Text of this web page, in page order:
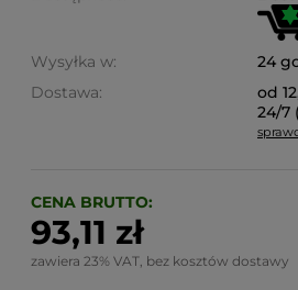
Wysyłka w:
24
Dostawa:
od
24/7
Cena nie zawiera ewentualnych
CENA BRUTTO:
93,11 zł
zawiera 23% VAT, bez kosztów dostawy